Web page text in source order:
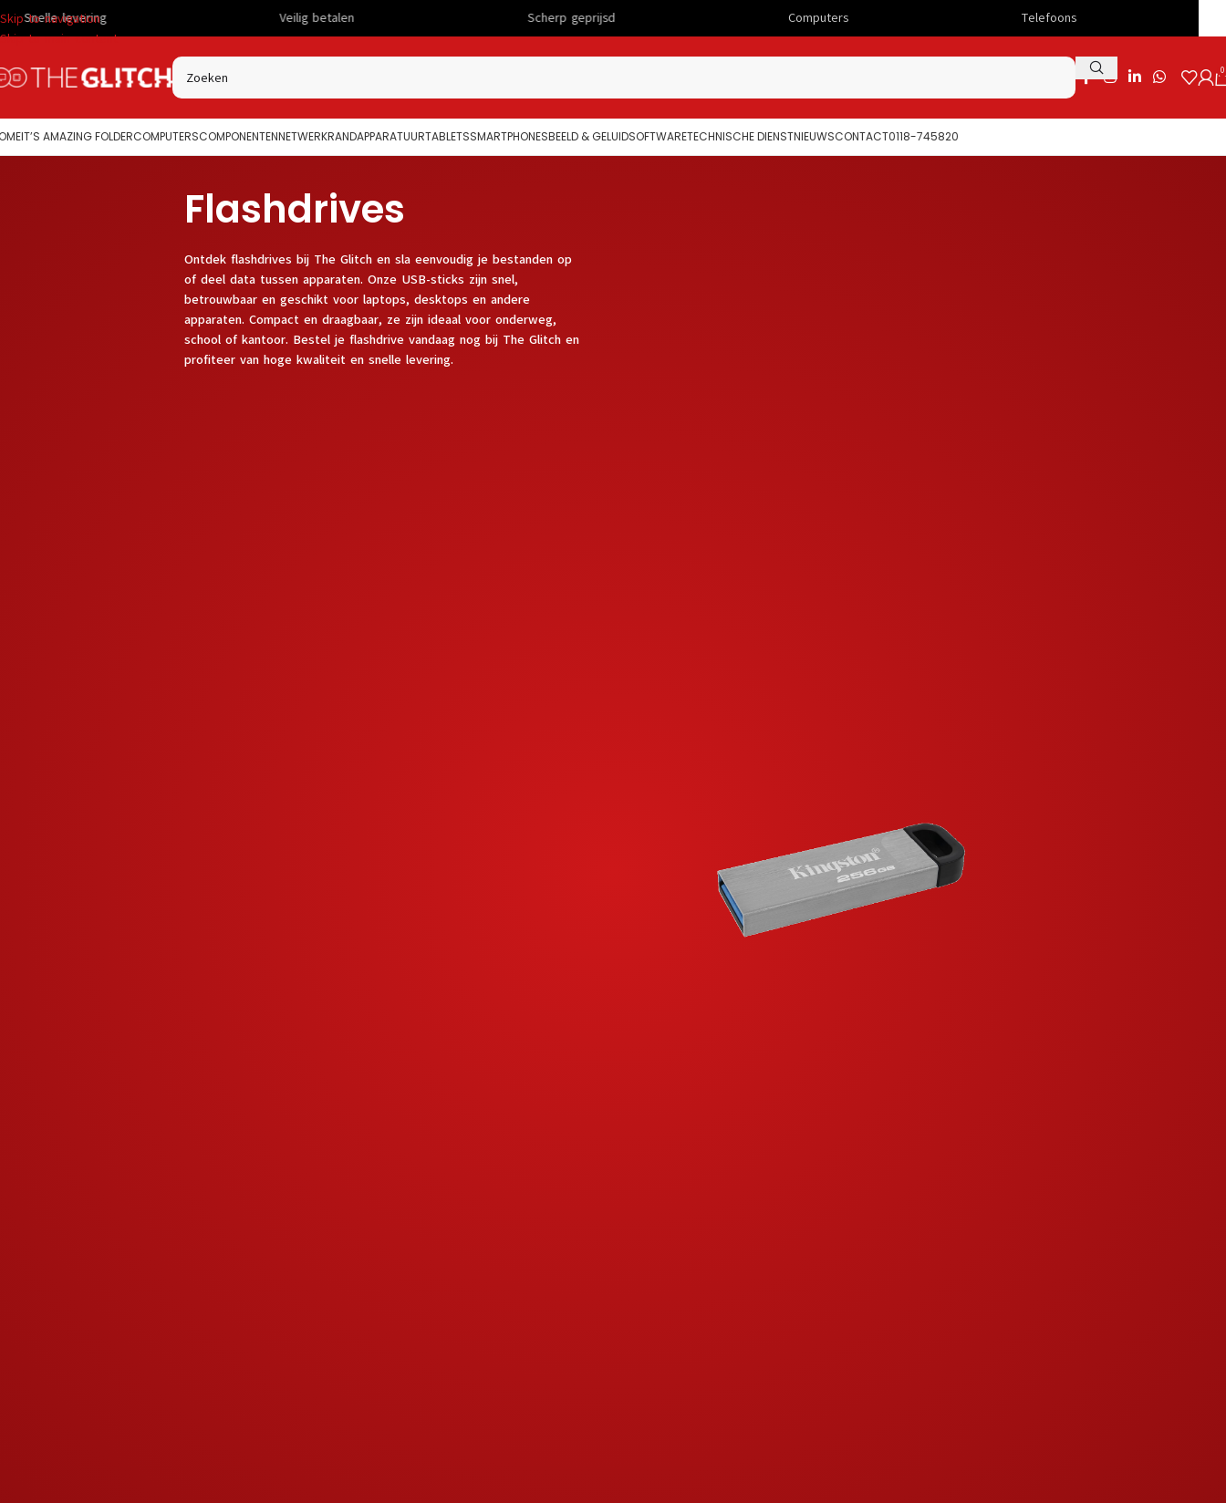
Skip to navigation
Skip to main content
0
IT’S AMAZING FOLDERCOMPUTERSCOMPONENTENNETWERKRANDAPPARATUURTABLETSSMARTPHONESBEELD & GELUIDSOFTWARETECHNISCHE DIENSTNIEUWSCONTACT0118-745820
Flashdrives
Ontdek flashdrives bij The Glitch en sla eenvoudig je bestanden op
of deel data tussen apparaten. Onze USB-sticks zijn snel,
betrouwbaar en geschikt voor laptops, desktops en andere
apparaten. Compact en draagbaar, ze zijn ideaal voor onderweg,
school of kantoor. Bestel je flashdrive vandaag nog bij The Glitch en
profiteer van hoge kwaliteit en snelle levering.